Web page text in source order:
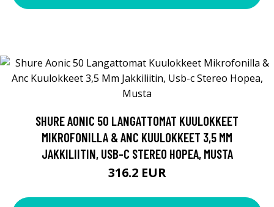
SHURE AONIC 50 LANGATTOMAT KUULOKKEET
MIKROFONILLA & ANC KUULOKKEET 3,5 MM
JAKKILIITIN, USB-C STEREO HOPEA, MUSTA
316.2 EUR